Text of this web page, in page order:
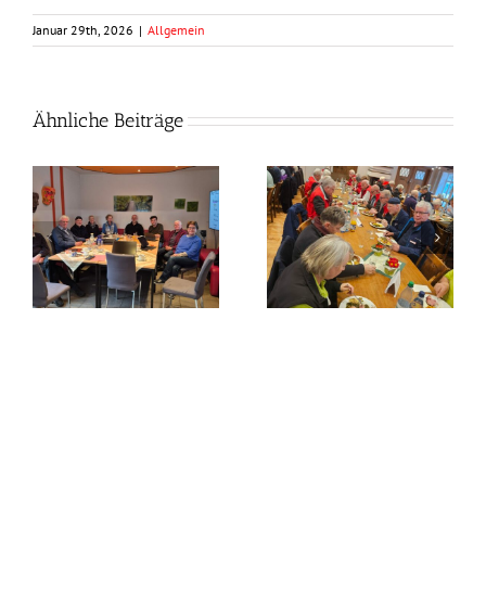
Januar 29th, 2026 | Allgemein
Ähnliche Beiträge
Frühlingszeit –
Grünkohlzeit?
Der Bürgerbus
verbindet